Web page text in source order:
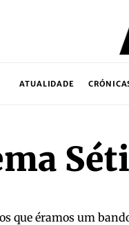
ATUALIDADE
que éramos um